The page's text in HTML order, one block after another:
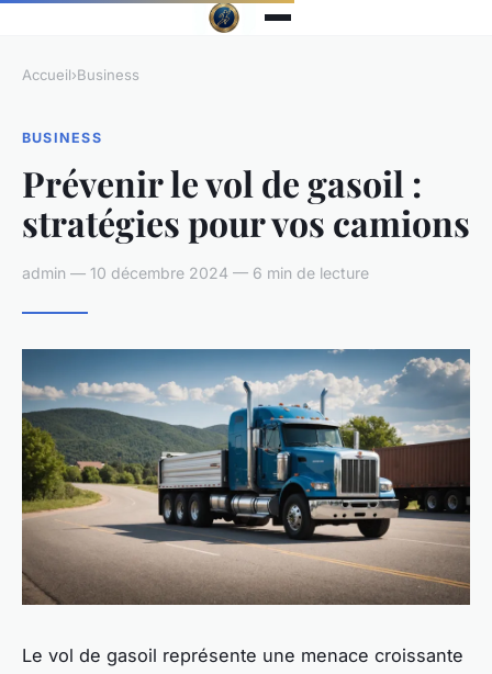
Accueil›Business
BUSINESS
Prévenir le vol de gasoil :
stratégies pour vos camions
admin — 10 décembre 2024 — 6 min de lecture
Le vol de gasoil représente une menace croissante